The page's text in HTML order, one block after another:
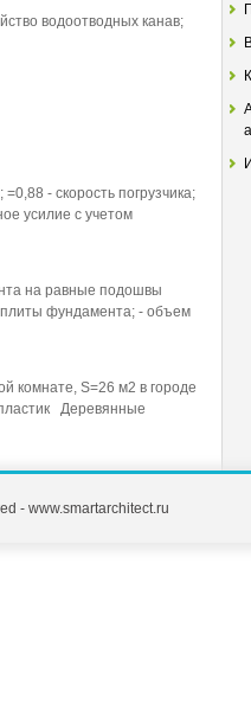
водоотводных канав;
- скорость погрузчика;
усилие с учетом
на равные подошвы
плиты фундамента; - объем
комнате, S=26 м2 в городе
Деревянные
- www.smartarchitect.ru